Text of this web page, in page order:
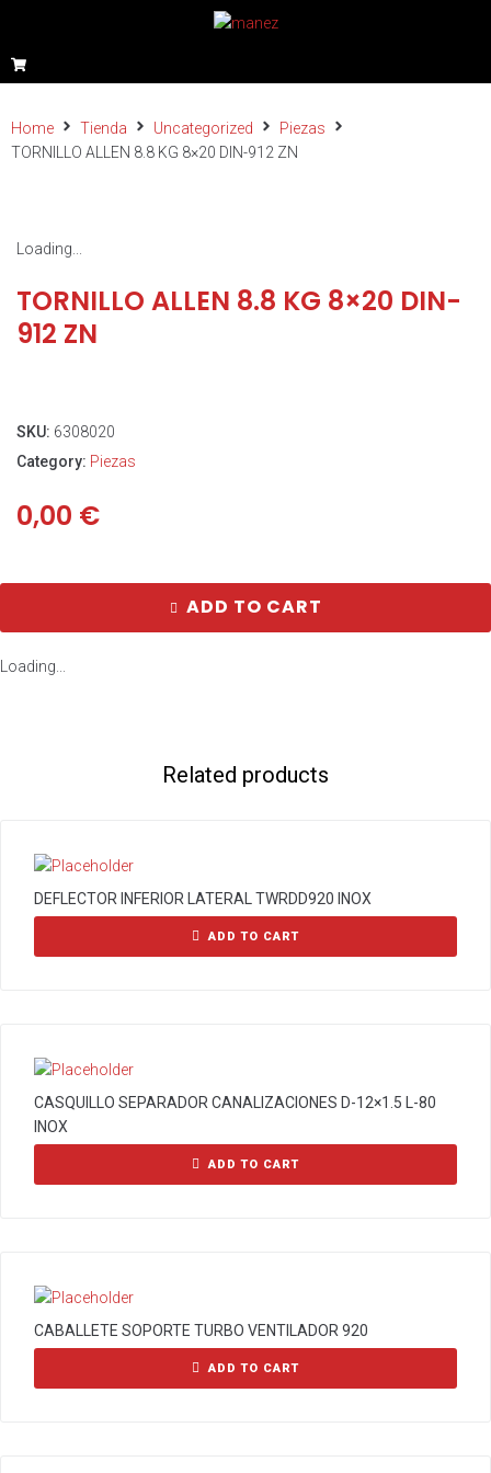
Home Tienda Uncategorized
Piezas
TORNILLO ALLEN 8.8 KG 8×20 DIN-912 ZN
Loading...
TORNILLO ALLEN 8.8 KG 8×20 DIN-
912 ZN
SKU: 6308020
Category: Piezas
0,00 €
ADD TO CART
Loading...
Related products
DEFLECTOR INFERIOR LATERAL TWRDD920 INOX
ADD TO CART
CASQUILLO SEPARADOR CANALIZACIONES D-12×1.5 L-80
INOX
ADD TO CART
CABALLETE SOPORTE TURBO VENTILADOR 920
ADD TO CART